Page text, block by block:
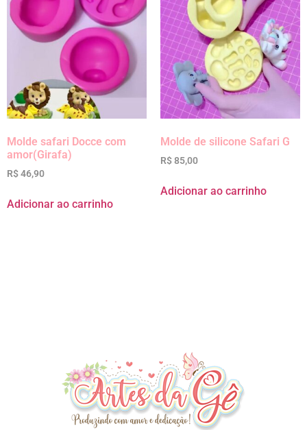
Molde safari Docce com
amor(Girafa)
R$46,90
Adicionar ao carrinho
Molde de silicone Safari G
R$85,00
Adicionar ao carrinho